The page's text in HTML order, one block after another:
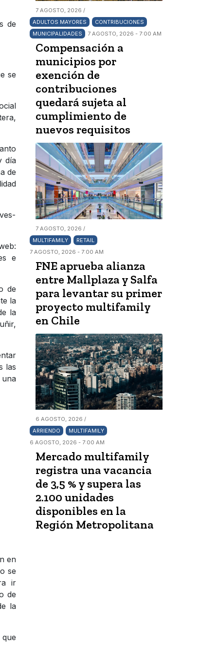
de
se
día
de
e
de
la
la
las
en
se
ir
de
la
7 AGOSTO, 2026 /
ADULTOS MAYORES
CONTRIBUCIONES
MUNICIPALIDADES
7 AGOSTO, 2026 - 7:00 AM
Compensación a
municipios por
exención de
contribuciones
quedará sujeta al
cumplimiento de
nuevos requisitos
7 AGOSTO, 2026 /
MULTIFAMILY
RETAIL
7 AGOSTO, 2026 - 7:00 AM
FNE aprueba alianza
entre Mallplaza y Salfa
para levantar su primer
proyecto multifamily
en Chile
6 AGOSTO, 2026 /
ARRIENDO
MULTIFAMILY
6 AGOSTO, 2026 - 7:00 AM
Mercado multifamily
registra una vacancia
de 3,5 % y supera las
2.100 unidades
disponibles en la
Región Metropolitana